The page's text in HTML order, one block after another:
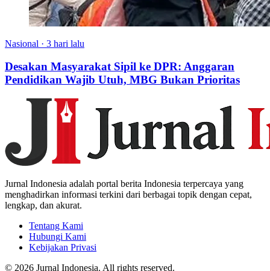
Nasional · 3 hari lalu
Desakan Masyarakat Sipil ke DPR: Anggaran
Pendidikan Wajib Utuh, MBG Bukan Prioritas
Jurnal Indonesia adalah portal berita Indonesia terpercaya yang
menghadirkan informasi terkini dari berbagai topik dengan cepat,
lengkap, dan akurat.
Tentang Kami
Hubungi Kami
Kebijakan Privasi
© 2026 Jurnal Indonesia. All rights reserved.